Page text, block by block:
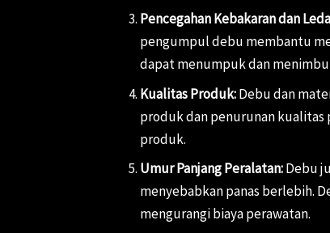
Pencegahan Kebakaran dan
pengumpul debu membantu
dapat menumpuk dan
Kualitas Produk:Debu dan
produk dan penurunan
produk.
Umur Panjang Peralatan:Debu
menyebabkan panas berlebih.
mengurangi biaya perawatan.